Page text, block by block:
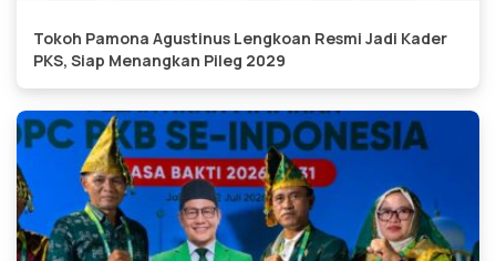
Tokoh Pamona Agustinus Lengkoan Resmi Jadi Kader
PKS, Siap Menangkan Pileg 2029